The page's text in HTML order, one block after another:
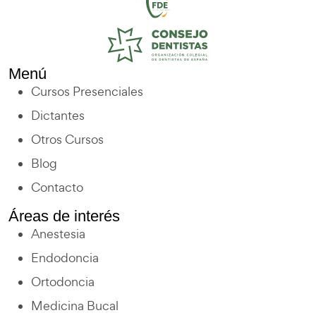
Menú
Cursos Presenciales
Dictantes
Otros Cursos
Blog
Contacto
Áreas de interés
Anestesia
Endodoncia
Ortodoncia
Medicina Bucal